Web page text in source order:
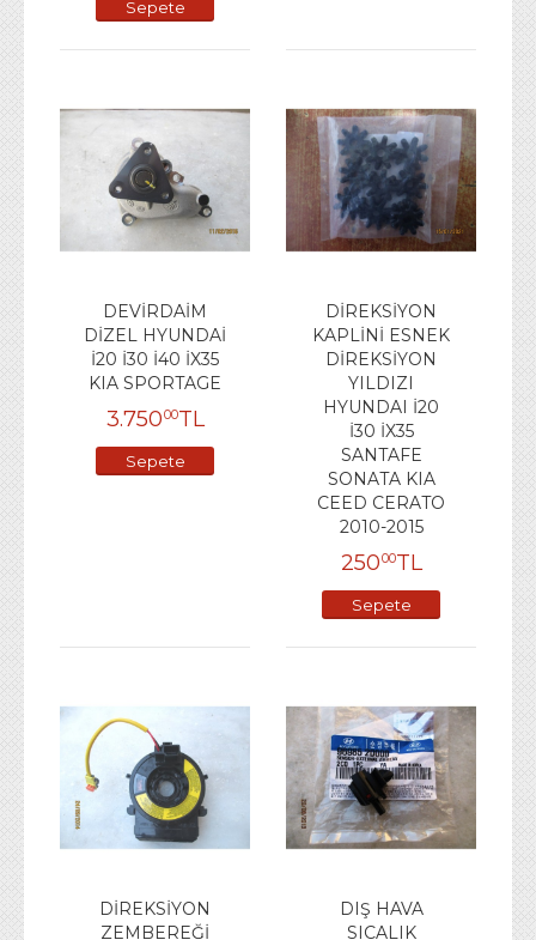
Sepete
DEVİRDAİM
DİZEL HYUNDAİ
İ20 İ30 İ40 İX35
KIA SPORTAGE
3.75000TL
Sepete
DİREKSİYON
KAPLİNİ ESNEK
DİREKSİYON
YILDIZI
HYUNDAI İ20
İ30 İX35
SANTAFE
SONATA KIA
CEED CERATO
2010-2015
25000TL
Sepete
DİREKSİYON
ZEMBEREĞİ
DIŞ HAVA
SICALIK